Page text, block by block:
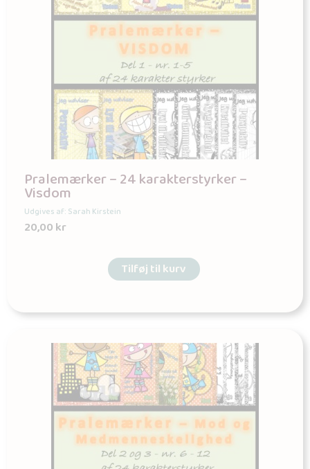
Pralemærker – 24 karakterstyrker –
Visdom
Udgives af: Sarah Kirstein
20,00kr
Tilføj til kurv